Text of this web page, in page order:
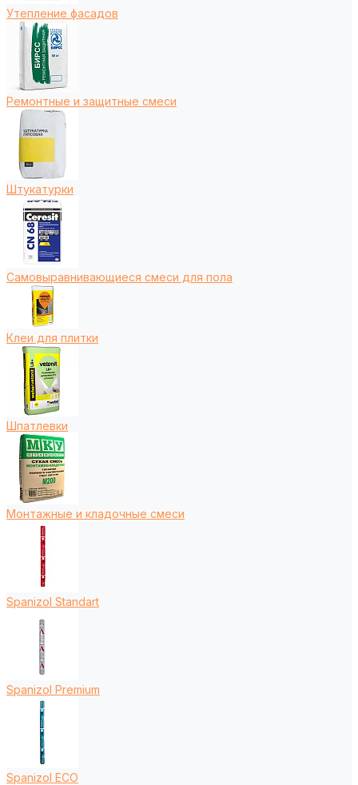
Утепление фасадов
Ремонтные и защитные смеси
Штукатурки
Самовыравнивающиеся смеси для пола
Клеи для плитки
Шпатлевки
Монтажные и кладочные смеси
Spanizol Standart
Spanizol Premium
Spanizol ECO